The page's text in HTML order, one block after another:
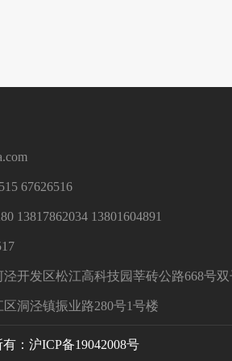
67626516
13817862034 13801604891
泾开发区松江高科技园莘砖公路668号
区洞泾镇振业路280号1号楼
： 沪ICP备19042008号